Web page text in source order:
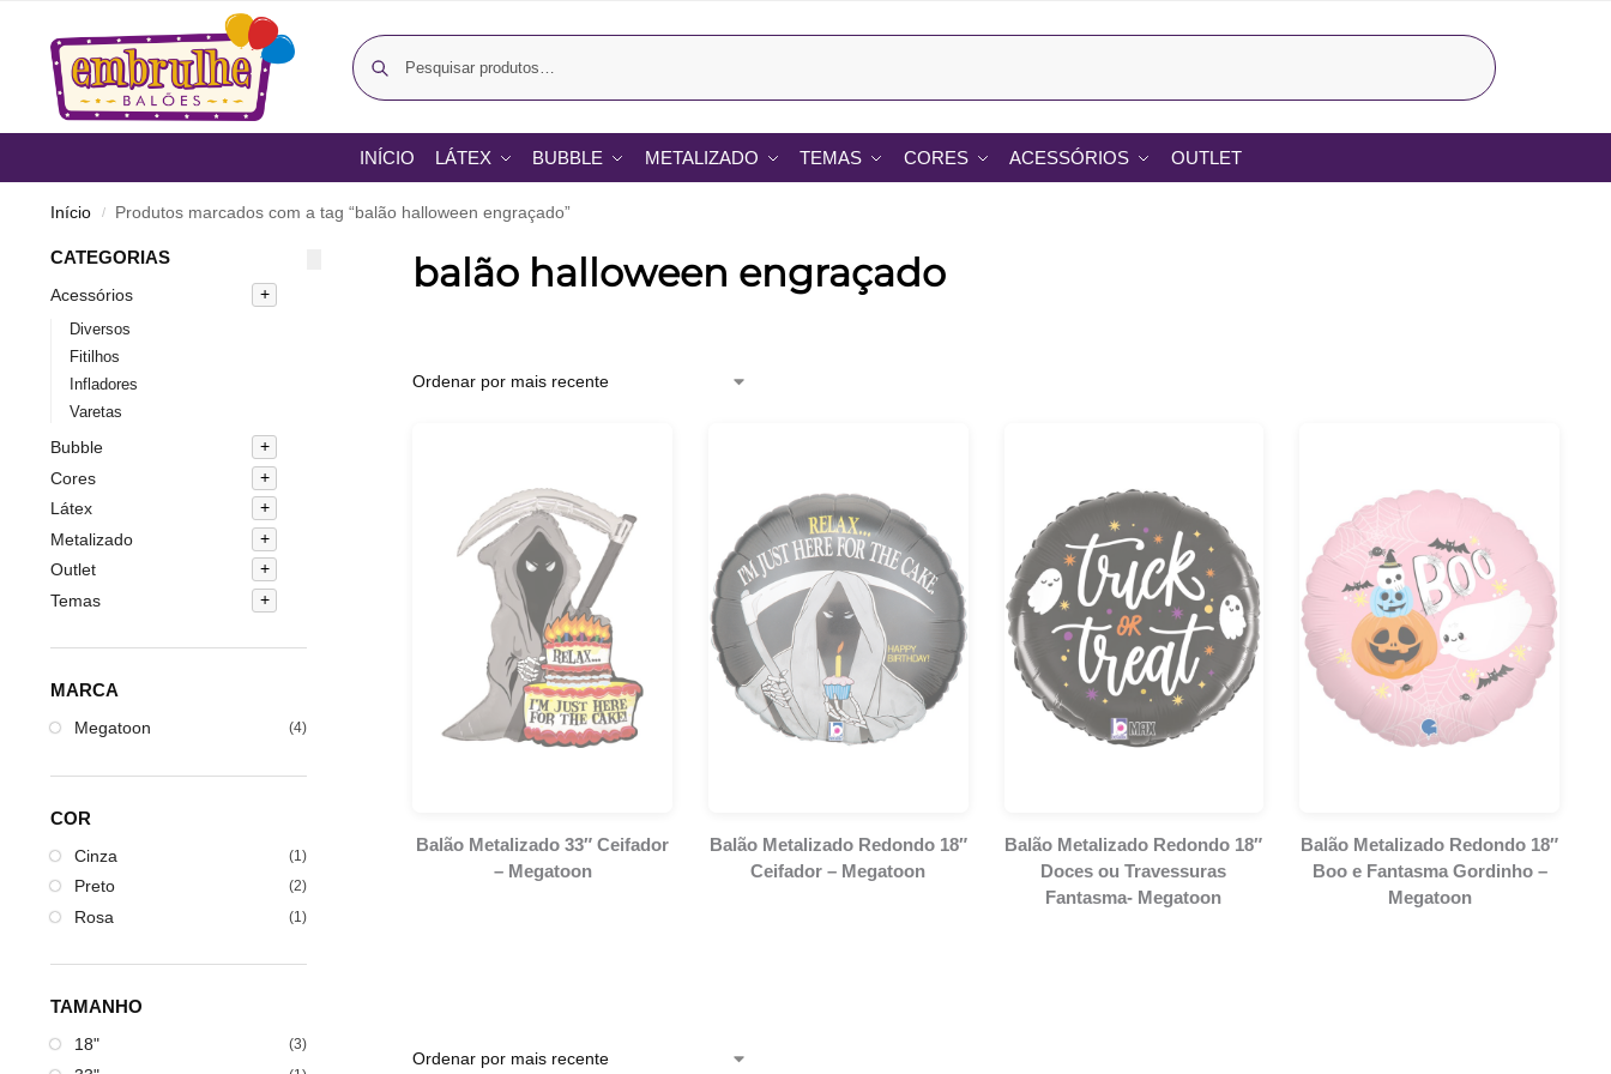
Pesquisar
INÍCIO LÁTEX BUBBLE METALIZADO TEMAS CORES ACESSÓRIOS OUTLET
Início / Produtos marcados com a tag “balão halloween engraçado”
balão halloween engraçado
Balão Metalizado 33″ Ceifador
– Megatoon
Balão Metalizado Redondo 18″
Ceifador – Megatoon
Balão Metalizado Redondo 18″
Doces ou Travessuras
Fantasma- Megatoon
Balão Metalizado Redondo 18″
Boo e Fantasma Gordinho –
Megatoon
CATEGORIAS
Acessórios
Diversos
Fitilhos
Infladores
Varetas
Bubble
Cores
Látex
Metalizado
Outlet
Temas
MARCA
Megatoon (4)
COR
Cinza (1)
Preto (2)
Rosa (1)
TAMANHO
18" (3)